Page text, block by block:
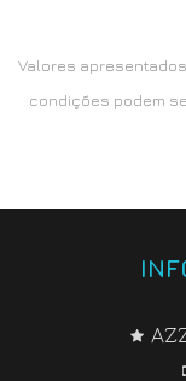
Valores
condições podem